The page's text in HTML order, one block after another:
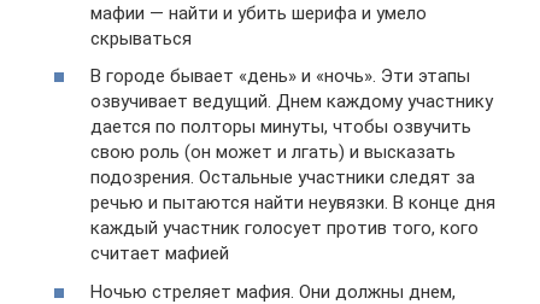
мафии — найти и убить шерифа и умело
скрываться
В городе бывает «день» и «ночь». Эти этапы
озвучивает ведущий. Днем каждому участнику
дается по полторы минуты, чтобы озвучить
свою роль (он может и лгать) и высказать
подозрения. Остальные участники следят за
речью и пытаются найти неувязки. В конце дня
каждый участник голосует против того, кого
считает мафией
Ночью стреляет мафия. Они должны днем,